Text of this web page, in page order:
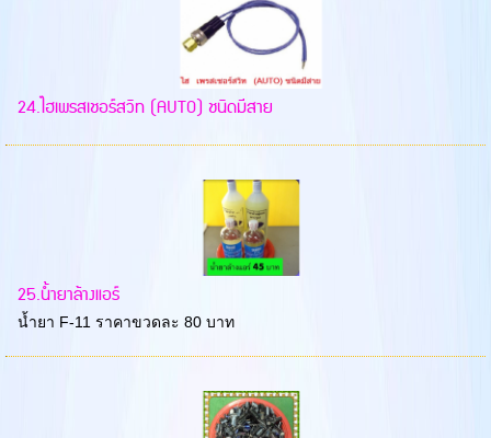
24.ไฮเพรสเชอร์สวิท (AUTO) ชนิดมีสาย
25.น้ำยาล้างแอร์
น้ำยา F-11 ราคาขวดละ 80 บาท